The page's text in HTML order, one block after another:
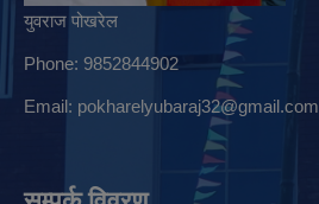
युवराज पोखरेल
Phone: 9852844902
Email: pokharelyubaraj32@gmail.com